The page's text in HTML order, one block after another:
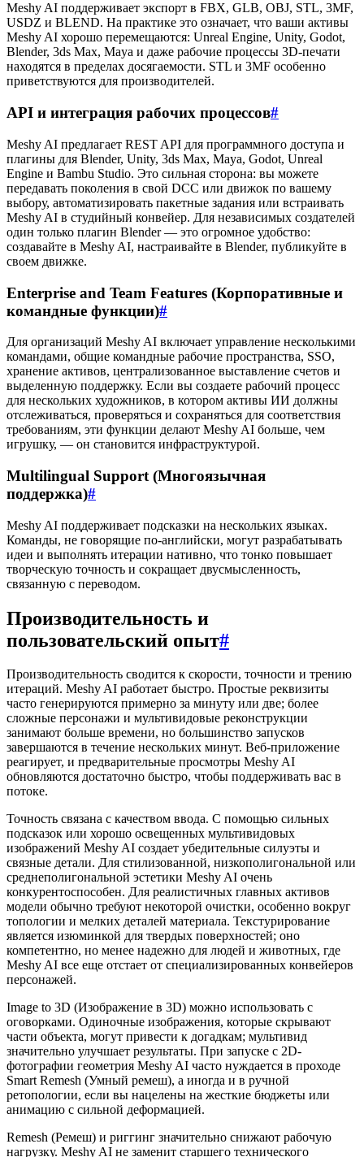
Meshy AI поддерживает экспорт в FBX, GLB, OBJ, STL, 3MF,
USDZ и BLEND. На практике это означает, что ваши активы
Meshy AI хорошо перемещаются: Unreal Engine, Unity, Godot,
Blender, 3ds Max, Maya и даже рабочие процессы 3D-печати
находятся в пределах досягаемости. STL и 3MF особенно
приветствуются для производителей.
API и интеграция рабочих процессов#
Meshy AI предлагает REST API для программного доступа и
плагины для Blender, Unity, 3ds Max, Maya, Godot, Unreal
Engine и Bambu Studio. Это сильная сторона: вы можете
передавать поколения в свой DCC или движок по вашему
выбору, автоматизировать пакетные задания или встраивать
Meshy AI в студийный конвейер. Для независимых создателей
один только плагин Blender — это огромное удобство:
создавайте в Meshy AI, настраивайте в Blender, публикуйте в
своем движке.
Enterprise and Team Features (Корпоративные и
командные функции)#
Для организаций Meshy AI включает управление несколькими
командами, общие командные рабочие пространства, SSO,
хранение активов, централизованное выставление счетов и
выделенную поддержку. Если вы создаете рабочий процесс
для нескольких художников, в котором активы ИИ должны
отслеживаться, проверяться и сохраняться для соответствия
требованиям, эти функции делают Meshy AI больше, чем
игрушку, — он становится инфраструктурой.
Multilingual Support (Многоязычная
поддержка)#
Meshy AI поддерживает подсказки на нескольких языках.
Команды, не говорящие по-английски, могут разрабатывать
идеи и выполнять итерации нативно, что тонко повышает
творческую точность и сокращает двусмысленность,
связанную с переводом.
Производительность и
пользовательский опыт#
Производительность сводится к скорости, точности и трению
итераций. Meshy AI работает быстро. Простые реквизиты
часто генерируются примерно за минуту или две; более
сложные персонажи и мультивидовые реконструкции
занимают больше времени, но большинство запусков
завершаются в течение нескольких минут. Веб-приложение
реагирует, и предварительные просмотры Meshy AI
обновляются достаточно быстро, чтобы поддерживать вас в
потоке.
Точность связана с качеством ввода. С помощью сильных
подсказок или хорошо освещенных мультивидовых
изображений Meshy AI создает убедительные силуэты и
связные детали. Для стилизованной, низкополигональной или
среднеполигональной эстетики Meshy AI очень
конкурентоспособен. Для реалистичных главных активов
модели обычно требуют некоторой очистки, особенно вокруг
топологии и мелких деталей материала. Текстурирование
является изюминкой для твердых поверхностей; оно
компетентно, но менее надежно для людей и животных, где
Meshy AI все еще отстает от специализированных конвейеров
персонажей.
Image to 3D (Изображение в 3D) можно использовать с
оговорками. Одиночные изображения, которые скрывают
части объекта, могут привести к догадкам; мультивид
значительно улучшает результаты. При запуске с 2D-
фотографии геометрия Meshy AI часто нуждается в проходе
Smart Remesh (Умный ремеш), а иногда и в ручной
ретопологии, если вы нацелены на жесткие бюджеты или
анимацию с сильной деформацией.
Remesh (Ремеш) и риггинг значительно снижают рабочую
нагрузку. Meshy AI не заменит старшего технического